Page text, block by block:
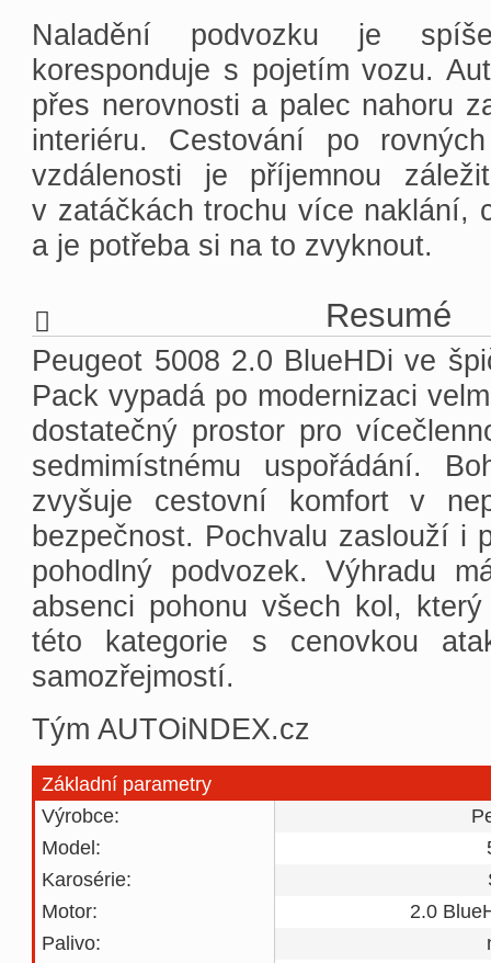
Naladění podvozku je
koresponduje s pojetím vozu.
přes nerovnosti a palec nahoru
interiéru. Cestování po
vzdálenosti je příjemnou
v zatáčkách trochu více naklání,
a je potřeba si na to zvyknout.
Resumé
Peugeot 5008 2.0 BlueHDi ve
Pack vypadá po modernizaci
dostatečný prostor pro
sedmimístnému uspořádání.
zvyšuje cestovní komfort v
bezpečnost. Pochvalu zaslouží i
pohodlný podvozek. Výhradu
absenci pohonu všech kol,
této kategorie s cenovkou
samozřejmostí.
Tým AUTOiNDEX.cz
Základní parametry
Výrobce:
Model:
Karosérie:
Motor:
2.0
Palivo: